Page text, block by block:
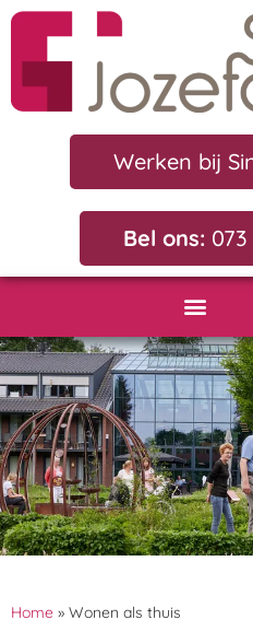
Werken bij
Bel ons:
Home » Wonen als thuis